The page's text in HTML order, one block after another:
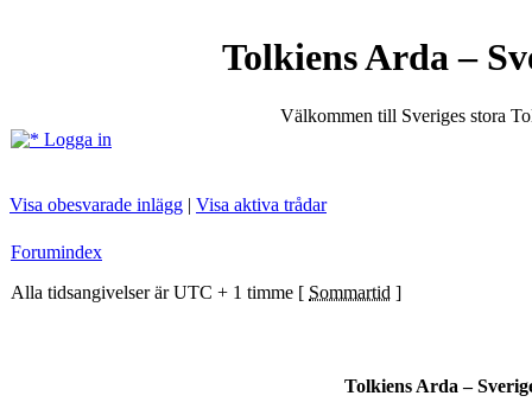
Tolkiens Arda –
Välkommen till Sveriges stora
Logga in
Visa obesvarade inlägg | Visa aktiva trådar
Forumindex
Alla tidsangivelser är UTC + 1 timme [ Sommartid ]
Tolkiens Arda –